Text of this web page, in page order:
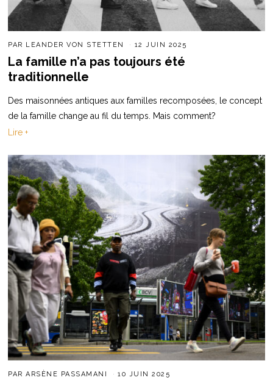
PAR LEANDER VON STETTEN 12 JUIN 2025
La famille n’a pas toujours été
traditionnelle
Des maisonnées antiques aux familles recomposées, le concept
de la famille change au fil du temps. Mais comment?
Lire +
PARARSÈNE PASSAMANI 10 JUIN 2025